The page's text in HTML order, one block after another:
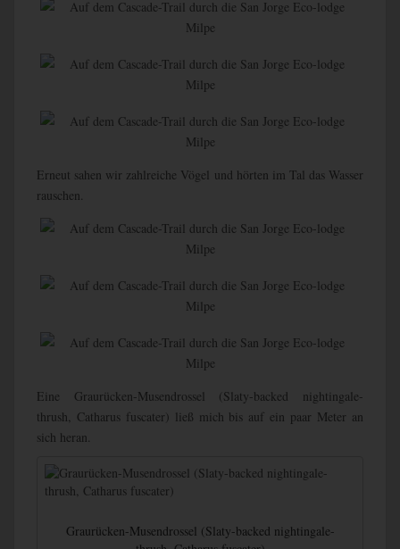
Erneut sahen wir zahlreiche Vögel und hörten im Tal das Wasser
rauschen.
Eine Graurücken-Musendrossel (Slaty-backed nightingale-
thrush, Catharus fuscater) ließ mich bis auf ein paar Meter an
sich heran.
Graurücken-Musendrossel (Slaty-backed nightingale-